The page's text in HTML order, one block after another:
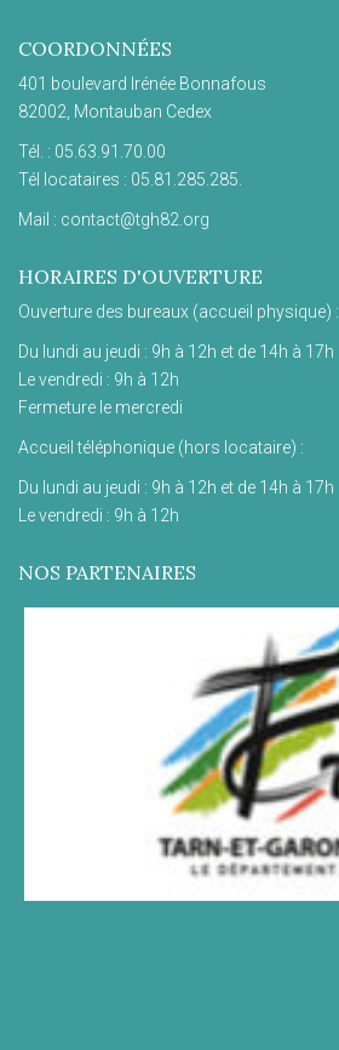
COORDONNÉES
401 boulevard Irénée Bonnafous
82002, Montauban Cedex
Tél. : 05.63.91.70.00
Tél locataires : 05.81.285.285.
Mail : contact@tgh82.org
HORAIRES D'OUVERTURE
Ouverture des bureaux (accueil physique) :
Du lundi au jeudi : 9h à 12h et de 14h à 17h
Le vendredi : 9h à 12h
Fermeture le mercredi
Accueil téléphonique (hors locataire) :
Du lundi au jeudi : 9h à 12h et de 14h à 17h
Le vendredi : 9h à 12h
NOS PARTENAIRES